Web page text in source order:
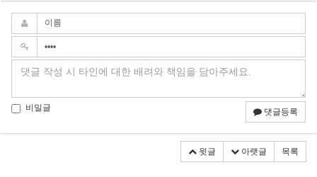
비밀글 댓글등록
윗글 아랫글 목록